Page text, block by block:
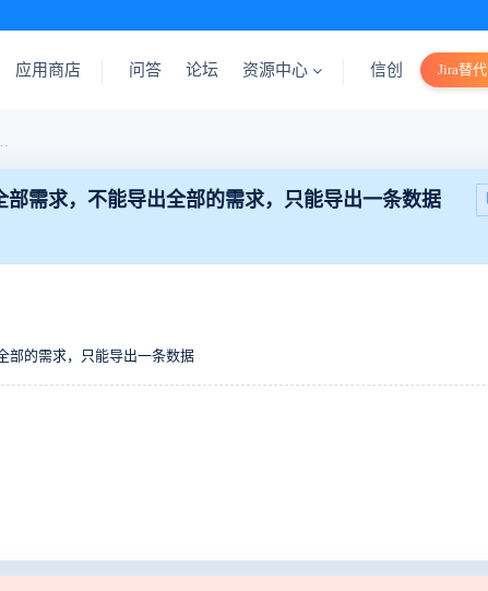
应用商店 问答 论坛 资源中心 信创 Jira替代
求，不能导出全部的需求，只能导出一条数据
部需求，不能导出全部的需求，只能导出一条数据
部的需求，只能导出一条数据